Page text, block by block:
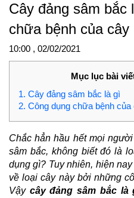
Cây đảng sâm bắc
chữa bệnh của cây
10:00 , 02/02/2021
Mục lục bài
1. Cây đảng sâm bắc là gì
2. Công dụng chữa bệnh
Chắc hẳn hầu hết mọi
sâm bắc, không biết đó là
dụng gì? Tuy nhiên, hiện
về loại cây này bởi những
Vậy cây đảng sâm bắc là